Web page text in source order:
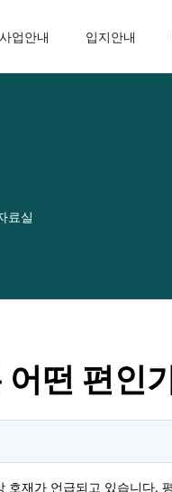
사업안내 입지안내
료실
떤 편인
재가 언급되고 있습니다.